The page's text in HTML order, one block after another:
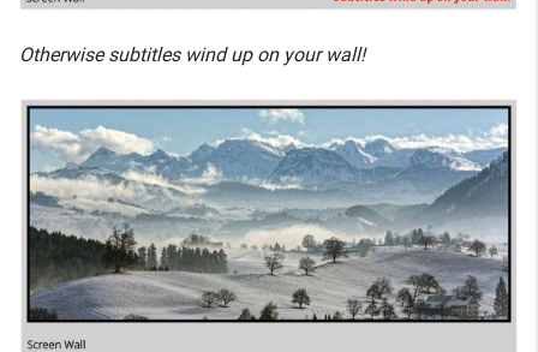
Otherwise subtitles wind up on your wall!